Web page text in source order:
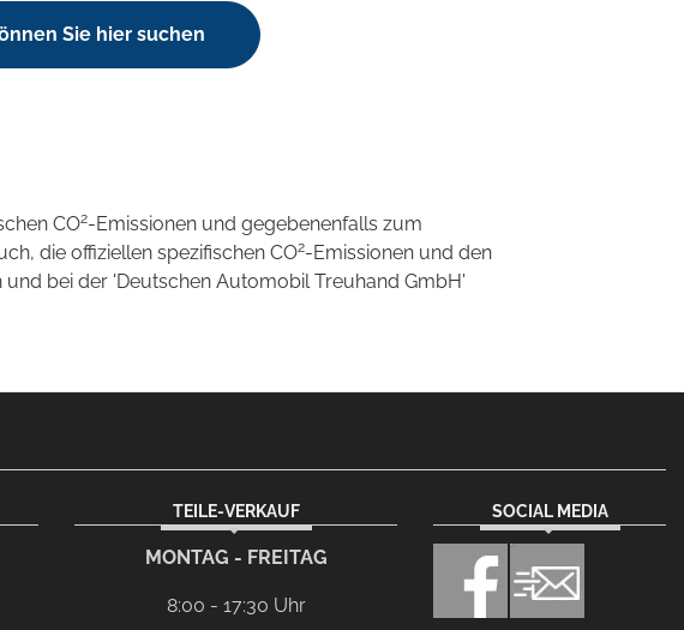
Sie hier suchen
CO2-Emissionen und gegebenenfalls zum
die offiziellen spezifischen CO2-Emissionen und den
bei der 'Deutschen Automobil Treuhand GmbH'
TEILE-VERKAUF
MONTAG - FREITAG
8:00 - 17:30 Uhr
SOCIAL MEDIA